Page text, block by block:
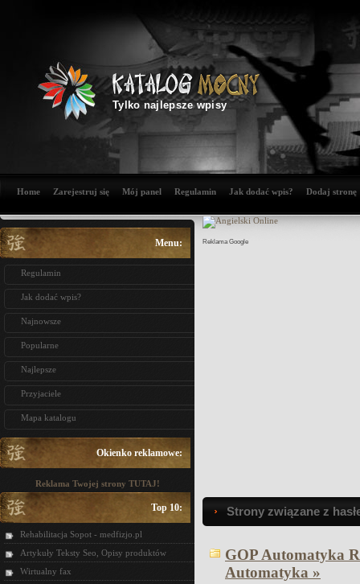
Tylko najlepsze wpisy
Home Zarejestruj się Mój panel Regulamin Jak dodać wpis? Dodaj stronę
Menu:
Regulamin
Jak dodać wpis?
Najnowsze
Popularne
Najlepsze
Przyjaciele
Mapa katalogu
Okienko reklamowe:
Reklama Twojej strony TUTAJ!
Top 10:
Rehabilitacja Sopot - medfizjo.pl
Artykuły Teksty Seo, Opisy produktów
Wirtualny fax
Reklama Google
Strony związane z
GOP Automatyka
Automatyka »